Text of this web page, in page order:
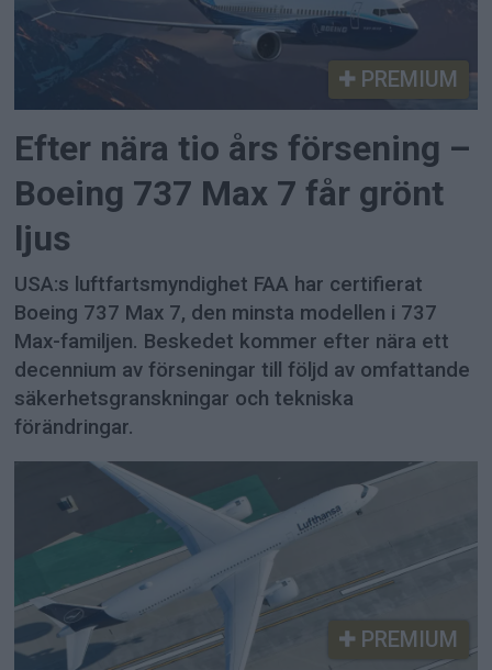
PREMIUM
Efter nära tio års försening –
Boeing 737 Max 7 får grönt
ljus
USA:s luftfartsmyndighet FAA har certifierat
Boeing 737 Max 7, den minsta modellen i 737
Max-familjen. Beskedet kommer efter nära ett
decennium av förseningar till följd av omfattande
säkerhetsgranskningar och tekniska
förändringar.
PREMIUM